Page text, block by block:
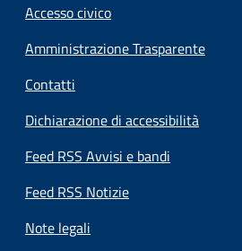
Accesso civico
Amministrazione Trasparente
Contatti
Dichiarazione di accessibilità
Feed RSS Avvisi e bandi
Feed RSS Notizie
Note legali